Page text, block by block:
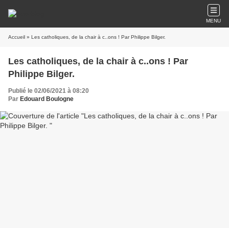
MENU
Accueil » Les catholiques, de la chair à c..ons ! Par Philippe Bilger.
Les catholiques, de la chair à c..ons ! Par
Philippe Bilger.
Publié le 02/06/2021 à 08:20
Par Edouard Boulogne